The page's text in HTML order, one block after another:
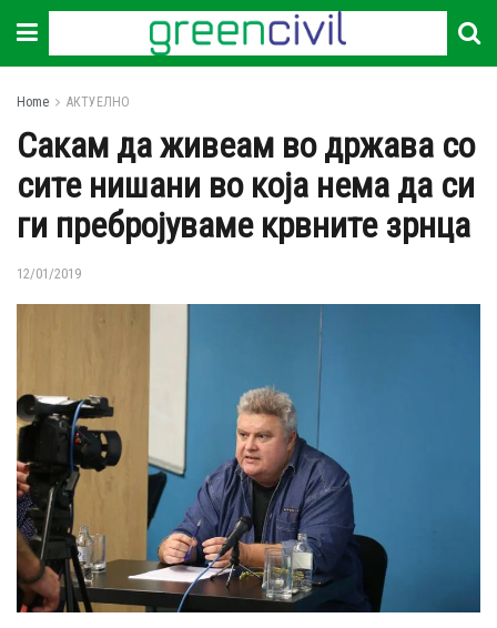
Home АКТУЕЛНО
Сакам да живеам во држава со
сите нишани во која нема да си
ги пребројуваме крвните зрнца
12/01/2019